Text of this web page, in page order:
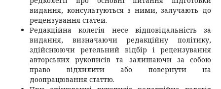
видання, консультуються з ними, залучають до
рецензування статей.
Редакційна колегія несе відповідальність за
видання, визначаючи редакційну політику,
здійснюючи ретельний відбір і рецензування
авторських рукописів та залишаючи за собою
право відхилити або повернути на
доопрацювання статтю.